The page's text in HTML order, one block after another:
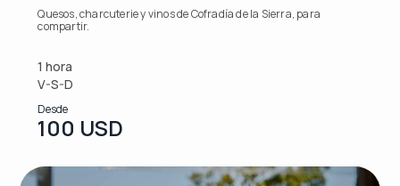
Quesos, charcuterie y vinos de Cofradía de la Sierra, para
compartir.
1 hora
V-S-D
Desde
100 USD